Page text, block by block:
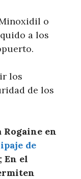
o
a los
los
de los
Rogaine en
de
; En el